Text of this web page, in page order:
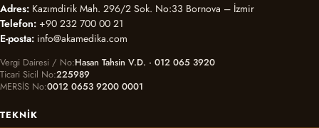
Adres: Kazımdirik Mah. 296/2 Sok. No:33 Bornova – İzmir
Telefon: +90 232 700 00 21
E-posta: info@akamedika.com
Vergi Dairesi / No Hasan Tahsin V.D. · 012 065 3920
Ticari Sicil No 225989
MERSİS No 0012 0653 9200 0001
TEKNIK